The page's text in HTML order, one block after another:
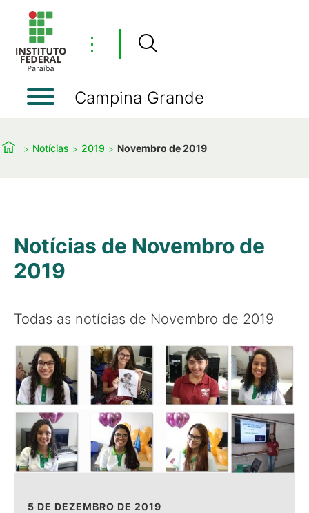
⋮
Campina Grande
Notícias 2019 Novembro de 2019
Notícias de Novembro de
2019
Todas as notícias de Novembro de 2019
5 DE DEZEMBRO DE 2019